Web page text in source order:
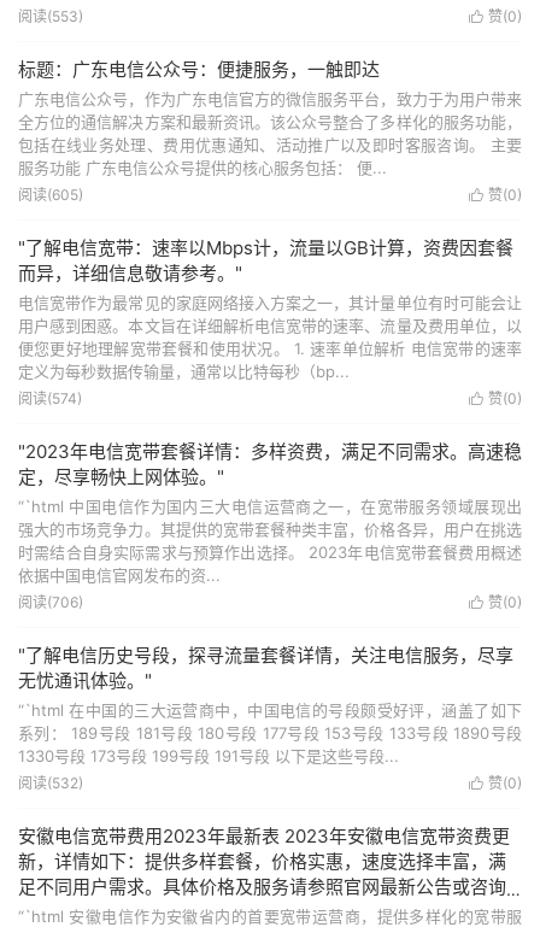
 赞(0)
阅读(553)
标题：广东电信公众号：便捷服务，一触即达
广东电信公众号，作为广东电信官方的微信服务平台，致力于为用户带来
全方位的通信解决方案和最新资讯。该公众号整合了多样化的服务功能，
包括在线业务处理、费用优惠通知、活动推广以及即时客服咨询。 主要
服务功能 广东电信公众号提供的核心服务包括： 便...
 赞(0)
阅读(605)
"了解电信宽带：速率以Mbps计，流量以GB计算，资费因套餐
而异，详细信息敬请参考。"
电信宽带作为最常见的家庭网络接入方案之一，其计量单位有时可能会让
用户感到困惑。本文旨在详细解析电信宽带的速率、流量及费用单位，以
便您更好地理解宽带套餐和使用状况。 1. 速率单位解析 电信宽带的速率
定义为每秒数据传输量，通常以比特每秒（bp...
 赞(0)
阅读(574)
"2023年电信宽带套餐详情：多样资费，满足不同需求。高速稳
定，尽享畅快上网体验。"
“`html 中国电信作为国内三大电信运营商之一，在宽带服务领域展现出
强大的市场竞争力。其提供的宽带套餐种类丰富，价格各异，用户在挑选
时需结合自身实际需求与预算作出选择。 2023年电信宽带套餐费用概述
依据中国电信官网发布的资...
 赞(0)
阅读(706)
"了解电信历史号段，探寻流量套餐详情，关注电信服务，尽享
无忧通讯体验。"
“`html 在中国的三大运营商中，中国电信的号段颇受好评，涵盖了如下
系列： 189号段 181号段 180号段 177号段 153号段 133号段 1890号段
1330号段 173号段 199号段 191号段 以下是这些号段...
 赞(0)
阅读(532)
安徽电信宽带费用2023年最新表 2023年安徽电信宽带资费更
新，详情如下：提供多样套餐，价格实惠，速度选择丰富，满
足不同用户需求。具体价格及服务请参照官网最新公告或咨询
客服。
“`html 安徽电信作为安徽省内的首要宽带运营商，提供多样化的宽带服